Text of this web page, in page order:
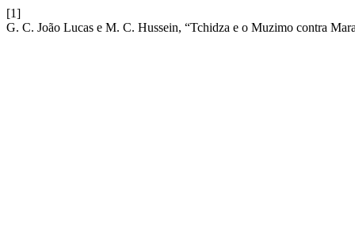
[1]
G. C. João Lucas e M. C. Hussein, “Tchidza e o Muzimo contra